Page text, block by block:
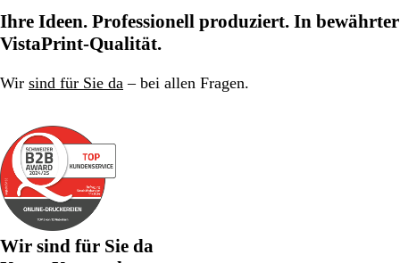
Seite
Seite
Seite
Ihre Ideen. Professionell produziert. In bewährter
VistaPrint-Qualität.
Wir sind für Sie da – bei allen Fragen.
Wir sind für Sie da